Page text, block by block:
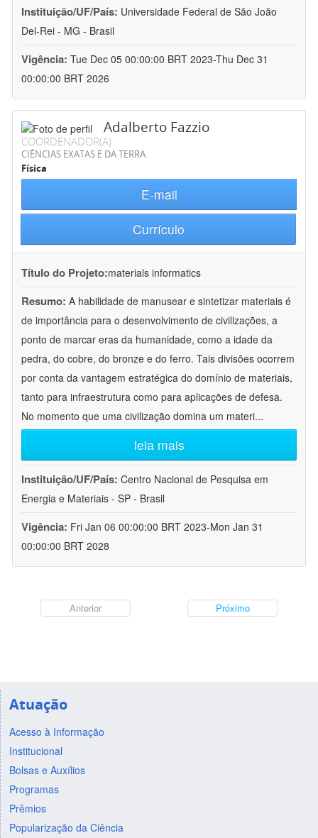
Instituição/UF/País: Universidade Federal de São João
Del-Rei - MG - Brasil
Vigência: Tue Dec 05 00:00:00 BRT 2023-Thu Dec 31
00:00:00 BRT 2026
Adalberto Fazzio
COORDENADOR(A)
CIÊNCIAS EXATAS E DA TERRA
Física
E-mail
Currículo
Título do Projeto:materials informatics
Resumo: A habilidade de manusear e sintetizar materiais é
de importância para o desenvolvimento de civilizações, a
ponto de marcar eras da humanidade, como a idade da
pedra, do cobre, do bronze e do ferro. Tais divisões ocorrem
por conta da vantagem estratégica do domínio de materiais,
tanto para infraestrutura como para aplicações de defesa.
No momento que uma civilização domina um materi...
leia mais
Instituição/UF/País: Centro Nacional de Pesquisa em
Energia e Materiais - SP - Brasil
Vigência: Fri Jan 06 00:00:00 BRT 2023-Mon Jan 31
00:00:00 BRT 2028
Anterior Próximo
Atuação
Acesso à Informação
Institucional
Bolsas e Auxílios
Programas
Prêmios
Popularização da Ciência